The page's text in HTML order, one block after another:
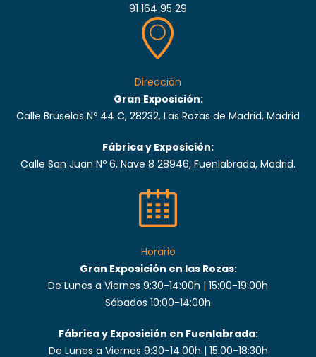
91 164 95 29
Dirección
Gran Exposición:
Calle Bruselas Nº 44 C, 28232, Las Rozas de Madrid, Madrid
Fábrica y Exposición:
Calle San Juan Nº 6, Nave 8 28946, Fuenlabrada, Madrid.
Horario
Gran Exposición en las Rozas:
De Lunes a Viernes 9:30-14:00h | 15:00-19:00h
Sábados 10:00-14:00h
Fábrica y Exposición en Fuenlabrada:
De Lunes a Viernes 9:30-14:00h | 15:00-18:30h